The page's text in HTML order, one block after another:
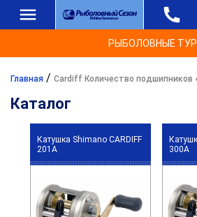
РЫБОЛОВНЫЕ
Главная / Cardiff Количество подшипников
Каталог
Катушка Shimano CARDIFF
201A
300A